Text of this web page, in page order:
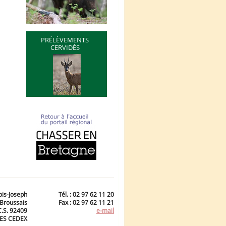
PRÉLÈVEMENTS
CERVIDÉS
Tél. : 02 97 62 11 20
Fax : 02 97 62 11 21
e-mail
Joseph
Broussais
92409
CEDEX